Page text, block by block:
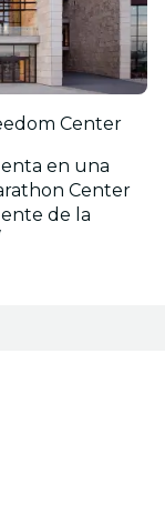
Center
en una
Center
de la